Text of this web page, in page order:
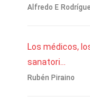
Alfredo E
Los médicos,
sanatori...
Rubén Piraino